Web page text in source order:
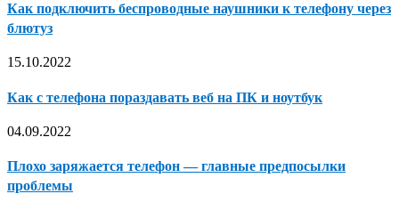
Как подключить беспроводные наушники к телефону через
блютуз
15.10.2022
Как с телефона пораздавать веб на ПК и ноутбук
04.09.2022
Плохо заряжается телефон — главные предпосылки
проблемы